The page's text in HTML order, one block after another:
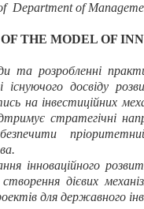
Department of
THE MODEL OF
розробленні
існуючого досвіду
на інвестиційних
стратегічні
інноваційного
дієвих
для державного